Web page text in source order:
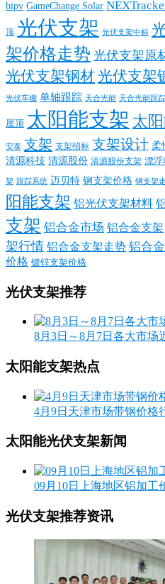
bipv GameChange Solar
顶 光伏支架 光伏支架中标
架价格走势 光伏支架原
光伏支架钢材光伏支架
光伏车棚 单轴跟踪 天合光能 天合光能跟踪
屋顶 太阳能支架 太
安泰 支架 支架招标 支架设计 柔
清源科技 清源股份 清源股份支架 漂浮
架 跟踪系统 迈贝特 钢支架价格 钢支架
阳能支架 铝光伏支架材料
支架 铝合金市场 铝合金支架
架行情 铝合金支架走势 铝合
价格 镀锌支架价格
光伏支架推荐
8月3日～8月7日各大市场
太阳能支架热点
4月9日天津市场带钢价格
太阳能光伏支架新闻
09月10日上海地区铝加工
光伏支架推荐资讯